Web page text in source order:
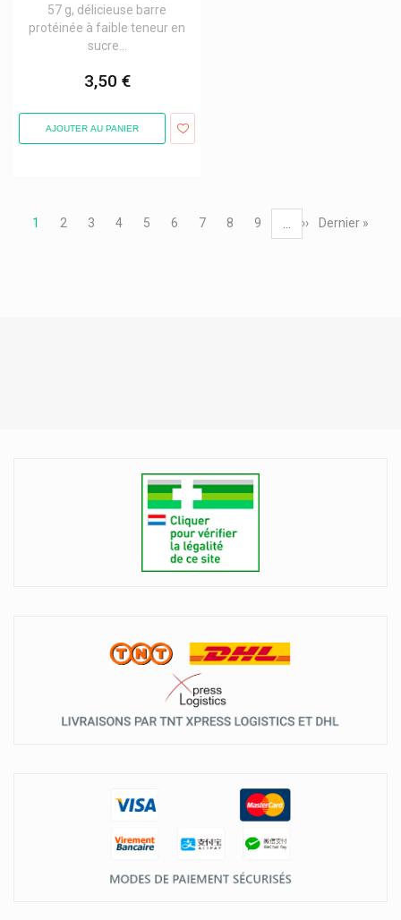
57 g, délicieuse barre
protéinée à faible teneur en
sucre...
3,50 €
AJOUTER AU PANIER
Page
1 Page
2 Page
3 Page
4 Page
5 Page
6 Page
7 Page
8 Page
9 …
Page
suivante
››
Dernière
Dernier »